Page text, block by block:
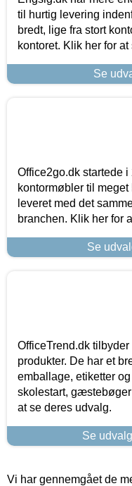
til hurtig levering
bredt, lige fra stort
kontoret. Klik her for
Se
Office2go.dk startede
kontormøbler til
leveret med det
branchen. Klik her for
Se
OfficeTrend.dk
produkter. De har et
emballage, etiketter
skolestart,
at se deres udvalg.
Se
Vi har gennemgået de